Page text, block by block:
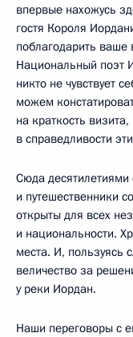
впервые нахожусь
гостя Короля
поблагодарить ваше
Национальный поэт
никто не чувствует
можем
на краткость
в справедливости
Сюда десятилетиями
и путешественники
открыты для всех
и национальности.
места. И, пользуясь
величество за
у реки Иордан.
Наши переговоры с